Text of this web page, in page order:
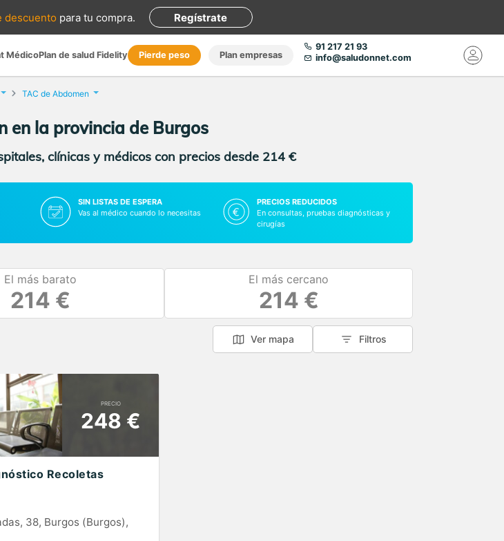
descuento para tu compra. Regístrate
MédicoPlan de salud Fidelity Pierde peso Plan empresas
91 217 21 93
info@saludonnet.com
TAC de Abdomen
en la provincia de Burgos
clínicas y médicos con precios desde 214 €
SIN LISTAS DE ESPERA
Vas al médico cuando lo necesitas
PRECIOS REDUCIDOS
En consultas, pruebas diagnósticas y
cirugías
El más barato
214 €
El más cercano
214 €
Ver mapa Filtros
PRECIO
248 €
Recoletas
38, Burgos (Burgos),